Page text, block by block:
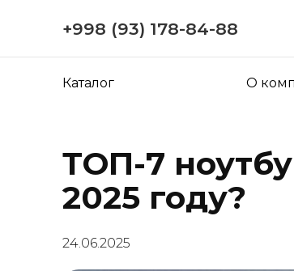
+998 (93) 178-84-88
Каталог О
ТОП-7
2025 году?
24.06.2025